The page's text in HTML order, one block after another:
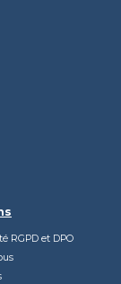
RGPD et DPO